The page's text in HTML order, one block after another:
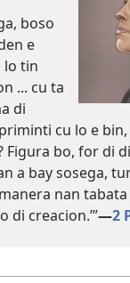
boso
e
lo tin
... cu ta
di
priminti cu lo e
Figura bo, for di
a bay sosega,
nan
di creacion.’”—2